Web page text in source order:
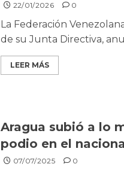
22/01/2026 0
La Federación
de su Junta Directiva,
LEER MÁS
Aragua subió a lo
podio en el
07/07/2025 0